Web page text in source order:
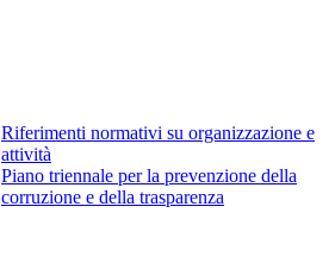
Riferimenti normativi su organizzazione e
attività
Piano triennale per la prevenzione della
corruzione e della trasparenza